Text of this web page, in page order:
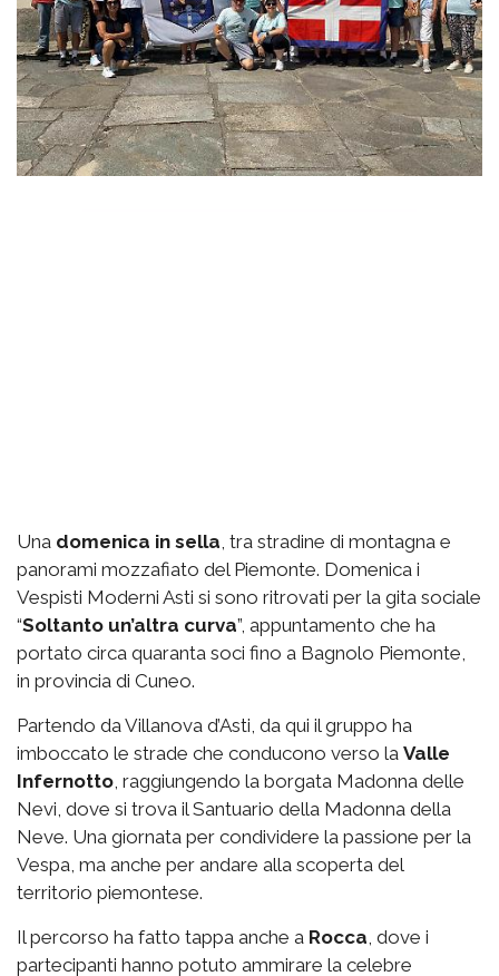
Una domenica in sella , tra stradine di montagna e
panorami mozzafiato del Piemonte. Domenica i
Vespisti Moderni Asti si sono ritrovati per la gita sociale
“Soltanto un’altra curva”, appuntamento che ha
portato circa quaranta soci fino a Bagnolo Piemonte,
in provincia di Cuneo.
Partendo da Villanova d’Asti, da qui il gruppo ha
imboccato le strade che conducono verso la Valle
Infernotto , raggiungendo la borgata Madonna delle
Nevi, dove si trova il Santuario della Madonna della
Neve. Una giornata per condividere la passione per la
Vespa, ma anche per andare alla scoperta del
territorio piemontese.
Il percorso ha fatto tappa anche a Rocca , dove i
partecipanti hanno potuto ammirare la celebre